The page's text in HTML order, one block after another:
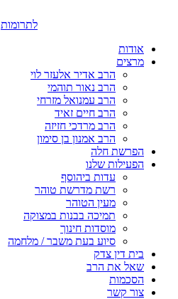
לתרומות
אודות
מרצים
הרב אדיר אלעזר לוי
הרב נאור תוהמי
הרב עמנואל מזרחי
הרב חיים זאיד
הרב מרדכי חזיזה
הרב אמנון בן סימון
הפרשת חלה
הפעילות שלנו
עדות ביהוסף
רשת מדרשת טוהר
מעין הטוהר
תמיכה בבנות במצוקה
מוסדות חינוך
סיוע בעת משבר / מלחמה
בית דין צדק
שאל את הרב
הסכמות
צור קשר